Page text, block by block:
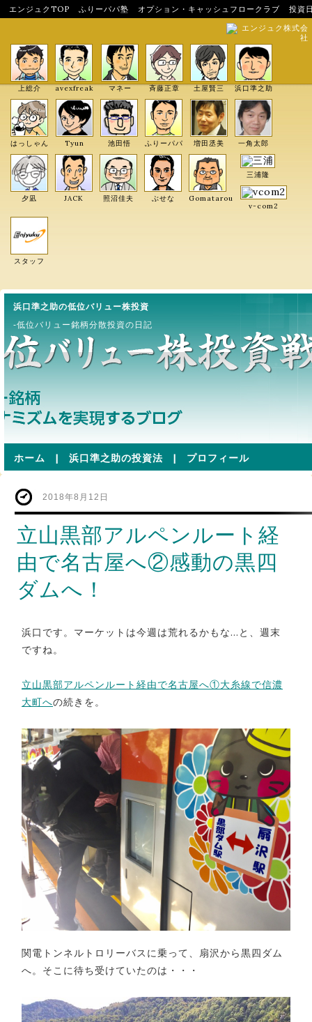
エンジュクTOP ふりーパパ塾 オプション・キャッシュフロークラブ
投資
エンジュク株式会
社
上総介 avexfreak マネー 斉藤正章 土屋賢三 浜口準之助
はっしゃん Tyun 池田悟 ふりーパパ 増田丞美 一角太郎
夕凪 JACK 照沼佳夫 ぶせな Gomatarou
三浦隆
v-com2
スタッフ
浜口準之助の低位バリュー株投資
-低位バリュー銘柄分散投資の日記
ホーム | 浜口準之助の投資法 | プロフィール
2018年8月12日
立山黒部アルペンルート経
由で名古屋へ②感動の黒四
ダムへ！
浜口です。マーケットは今週は荒れるかもな…と、週末
ですね。
立山黒部アルペンルート経由で名古屋へ①大糸線で信濃
大町への続きを。
関電トンネルトロリーバスに乗って、扇沢から黒四ダム
へ。そこに待ち受けていたのは・・・